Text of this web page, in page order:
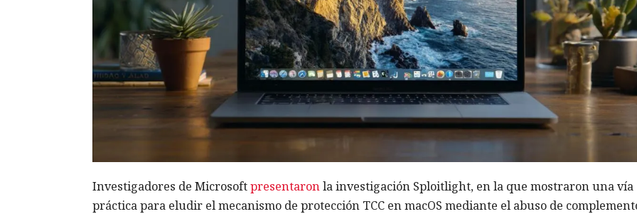
Investigadores de Microsoftpresentaronla investigación Sploitlight, en la que mostraron una vía
práctica para eludir el mecanismo de protección TCC en macOS mediante el abuso de